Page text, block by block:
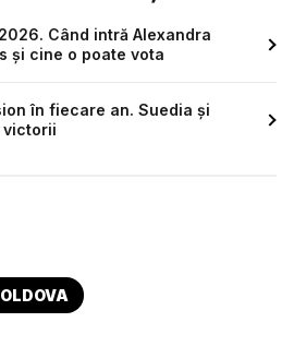
Când intră Alexandra
și cine o poate vota
în fiecare an. Suedia și
victorii